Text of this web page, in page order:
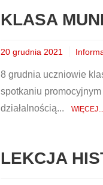
KLASA
20 grudnia 2021
8 grudnia uczniowie
spotkaniu
działalnością...
WIĘCEJ...
LEKCJA